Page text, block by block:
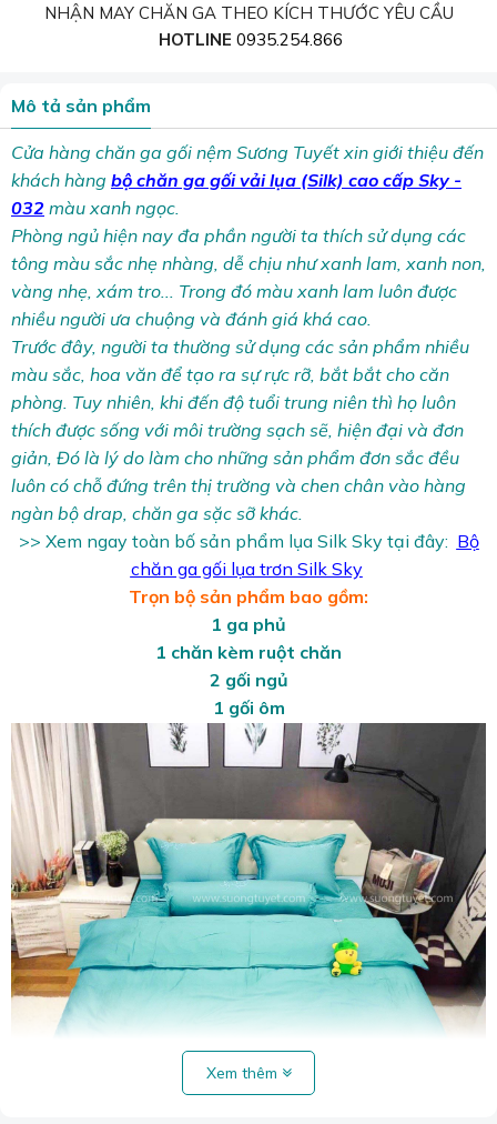
NHẬN MAY CHĂN GA THEO KÍCH THƯỚC YÊU CẦU
HOTLINE 0935.254.866
Mô tả sản phẩm
Cửa hàng chăn ga gối nệm Sương Tuyết xin giới thiệu đến
khách hàng bộ chăn ga gối vải lụa (Silk) cao cấp Sky -
032 màu xanh ngọc.
Phòng ngủ hiện nay đa phần người ta thích sử dụng các
tông màu sắc nhẹ nhàng, dễ chịu như xanh lam, xanh non,
vàng nhẹ, xám tro... Trong đó màu xanh lam luôn được
nhiều người ưa chuộng và đánh giá khá cao.
Trước đây, người ta thường sử dụng các sản phẩm nhiều
màu sắc, hoa văn để tạo ra sự rực rỡ, bắt bắt cho căn
phòng. Tuy nhiên, khi đến độ tuổi trung niên thì họ luôn
thích được sống với môi trường sạch sẽ, hiện đại và đơn
giản, Đó là lý do làm cho những sản phẩm đơn sắc đều
luôn có chỗ đứng trên thị trường và chen chân vào hàng
ngàn bộ drap, chăn ga sặc sỡ khác.
>> Xem ngay toàn bố sản phẩm lụa Silk Sky tại đây: Bộ
chăn ga gối lụa trơn Silk Sky
Trọn bộ sản phẩm bao gồm:
1 ga phủ
1 chăn kèm ruột chăn
2 gối ngủ
1 gối ôm
Xem thêm